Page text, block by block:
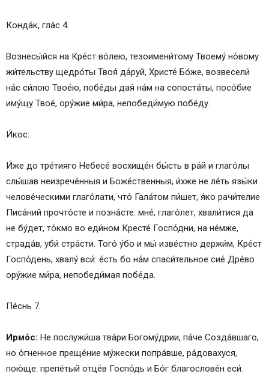
Конда́к, гла́с 4.
Вознесы́йся на Кре́ст во́лею, тезоимени́тому Твоему́ но́вому
жи́тельству щедро́ты Твоя́ да́руй, Христе́ Бо́же, возвесели́
на́с си́лою Твое́ю, побе́ды дая́ на́м на сопоста́ты, посо́бие
иму́щу Твое́, ору́жие ми́ра, непобеди́мую побе́ду.
И́кос:
И́же до тре́тияго Небесе́ восхище́н бы́сть в ра́й и глаго́лы
слы́шав неизрече́нныя и Боже́ственныя, и́хже не ле́ть язы́ки
челове́ческими глаго́лати, что́ Гала́том пи́шет, я́ко рачи́телие
Писа́ний прочто́сте и позна́сте: мне́, глаго́лет, хвали́тися да
не бу́дет, то́кмо во еди́ном Кресте́ Госпо́дни, на не́мже,
страда́в, уби́ стра́сти. Того́ у́бо и мы́ изве́стно держи́м, Кре́ст
Госпо́день, хвалу́ вси́: е́сть бо на́м спаси́тельное сие́ Дре́во
ору́жие ми́ра, непобеди́мая побе́да.
Пе́снь 7.
Ирмо́с: Не послужи́ша тва́ри Богому́дрии, па́че Созда́вшаго,
но о́гненное преще́ние му́жески попра́вше, ра́довахуся,
пою́ще: препе́тый отце́в Госпо́дь и Бо́г благослове́н еси́.